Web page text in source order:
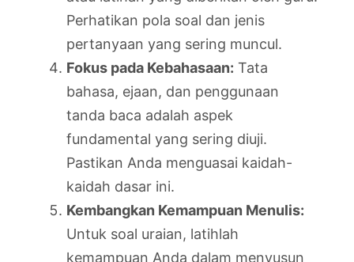
Perhatikan pola soal dan jenis
pertanyaan yang sering muncul.
Fokus pada Kebahasaan: Tata
bahasa, ejaan, dan penggunaan
tanda baca adalah aspek
fundamental yang sering diuji.
Pastikan Anda menguasai kaidah-
kaidah dasar ini.
Kembangkan Kemampuan Menulis:
Untuk soal uraian, latihlah
kemampuan Anda dalam menyusun